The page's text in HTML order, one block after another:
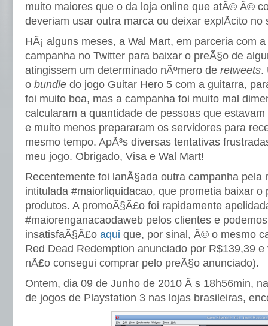
muito maiores que o da loja online que atÃ© Ã©
deveriam usar outra marca ou deixar explÃ­cito no
HÃ¡ alguns meses, a Wal Mart, em parceria com
campanha no Twitter para baixar o preÃ§o de
atingissem um determinado nÃºmero de retweets.
o bundle do jogo Guitar Hero 5 com a guitarra,
foi muito boa, mas a campanha foi muito mal
calcularam a quantidade de pessoas que
e muito menos prepararam os servidores para
mesmo tempo. ApÃ³s diversas tentativas
meu jogo. Obrigado, Visa e Wal Mart!
Recentemente foi lanÃ§ada outra campanha pela
intitulada #maiorliquidacao, que prometia baixar o
produtos. A promoÃ§Ã£o foi rapidamente
#maiorenganacaodaweb pelos clientes e
insatisfaÃ§Ã£o aqui que, por sinal, Ã© o mesmo
Red Dead Redemption anunciado por R$139,39
nÃ£o consegui comprar pelo preÃ§o anunciado).
Ontem, dia 09 de Junho de 2010 Ã s 18h56min,
de jogos de Playstation 3 nas lojas brasileiras,